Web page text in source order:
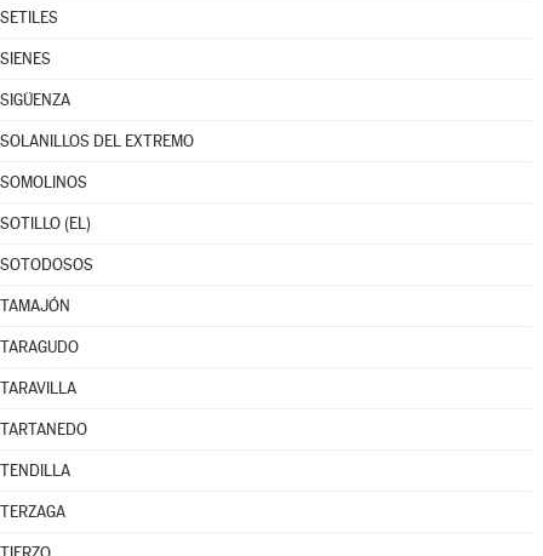
SETILES
SIENES
SIGÜENZA
SOLANILLOS DEL EXTREMO
SOMOLINOS
SOTILLO (EL)
SOTODOSOS
TAMAJÓN
TARAGUDO
TARAVILLA
TARTANEDO
TENDILLA
TERZAGA